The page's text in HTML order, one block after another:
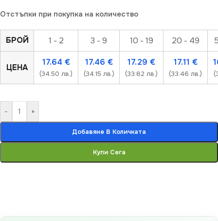
Отстъпки при покупка на количество
БРОЙ 1 - 2 3 - 9 10 - 19 20 - 49
ЦЕНА
17.64 €
(34.50 лв.)
17.46 €
(34.15 лв.)
17.29 €
(33.82 лв.)
17.11 €
(33.46 лв.)
- +
Добавяне В Количката
Купи Сега